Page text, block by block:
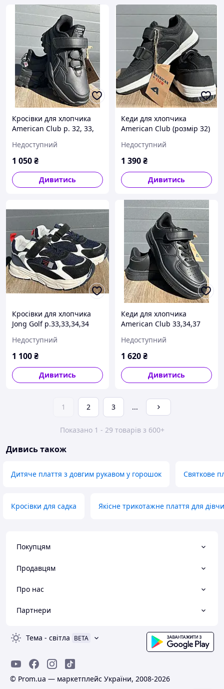
Кросівки для хлопчика
American Club р. 32, 33,
Недоступний
1 050₴
Дивитись
Кеди для хлопчика
American Club (розмір 32)
Недоступний
1 390₴
Дивитись
Кросівки для хлопчика
Jong Golf р.33,33,34,34
Недоступний
1 100₴
Дивитись
Кеди для хлопчика
American Club 33,34,37
Недоступний
1 620₴
Дивитись
1 2 3 ...
Показано 1 - 29 товарів з 600+
Дивись також
Дитяче плаття з довгим рукавом у горошок Святкове
Кросівки для садка Якісне трикотажне плаття для
Покупцям
Продавцям
Про нас
Партнери
Тема - світла BETA
© Prom.ua — маркетплейс України, 2008-2026